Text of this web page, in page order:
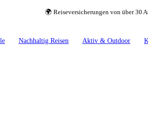
🌍 Reiseversicherungen von über 30
Nachhaltig Reisen Aktiv & Outdoor